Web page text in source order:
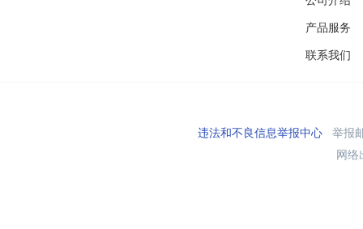
产品服务
联系我们
违法和不良信息举报中心举报
网